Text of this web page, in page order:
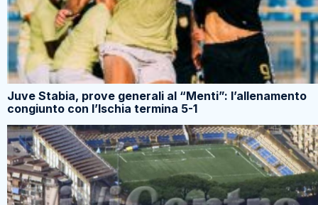
Juve Stabia, prove generali al “Menti”: l’allenamento
congiunto con l’Ischia termina 5-1